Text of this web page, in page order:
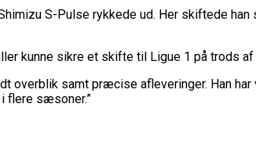
S-Pulse rykkede ud. Her skiftede
kunne sikre et skifte til Ligue 1 på trods
overblik samt præcise afleveringer. Han
flere sæsoner.”